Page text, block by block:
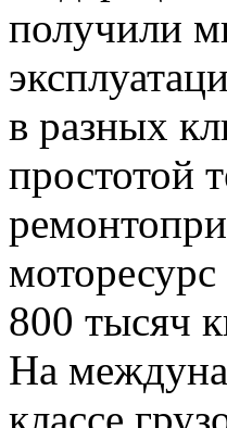
получили
в разных
простотой
800 тысяч
На
классе